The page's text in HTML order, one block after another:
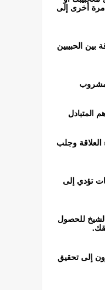
مرة أخرى إلى
بين الحبيبين
المتبادل
العلاقة وجلب
تؤدي إلى
للحصول
إلى تحقيق